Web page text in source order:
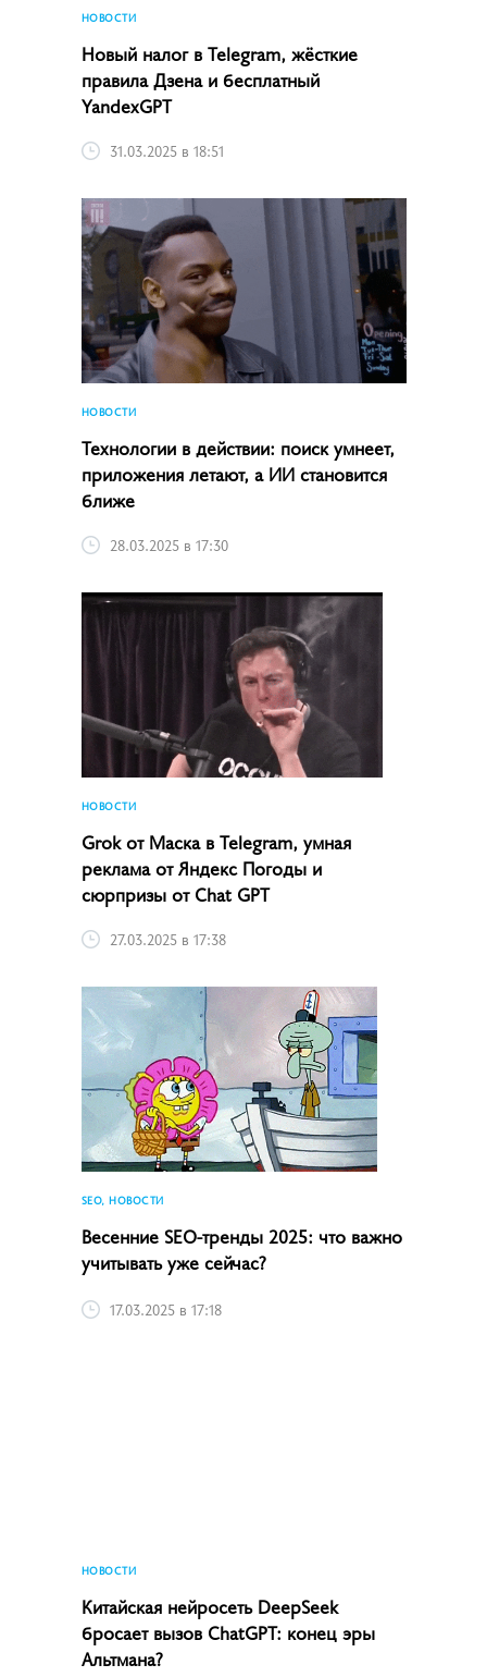
НОВОСТИ
Новый налог в Telegram, жёсткие
правила Дзена и бесплатный
YandexGPT
31.03.2025 в 18:51
НОВОСТИ
Технологии в действии: поиск умнеет,
приложения летают, а ИИ становится
ближе
28.03.2025 в 17:30
НОВОСТИ
Grok от Маска в Telegram, умная
реклама от Яндекс Погоды и
сюрпризы от Chat GPT
27.03.2025 в 17:38
SEO, НОВОСТИ
Весенние SEO-тренды 2025: что важно
учитывать уже сейчас?
17.03.2025 в 17:18
НОВОСТИ
Китайская нейросеть DeepSeek
бросает вызов ChatGPT: конец эры
Альтмана?